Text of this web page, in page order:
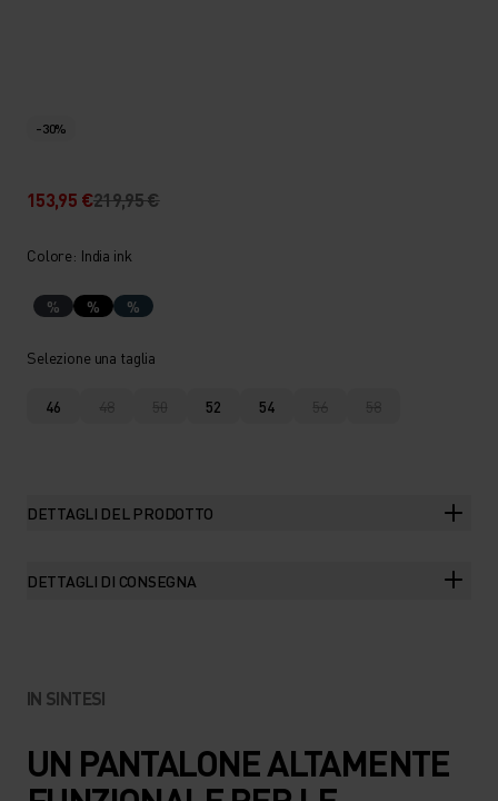
-30%
153,95 €219,95 €
Colore: India ink
% % %
Selezione una taglia
46 48 50 52 54 56 58
DETTAGLI DEL PRODOTTO
DETTAGLI DI CONSEGNA
IN SINTESI
UN PANTALONE ALTAMENTE